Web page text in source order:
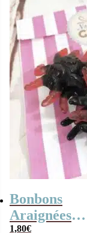
Bonbons
Araignées
1,80€